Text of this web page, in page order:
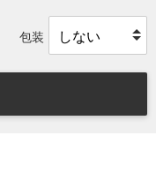
包装